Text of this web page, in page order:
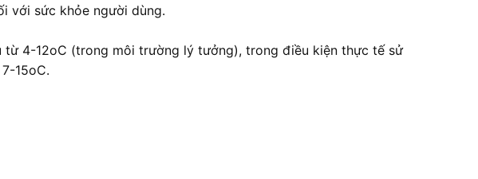
với sức khỏe người dùng.
từ 4-12oC (trong môi trường lý tưởng), trong điều kiện thực tế sử
15oC.